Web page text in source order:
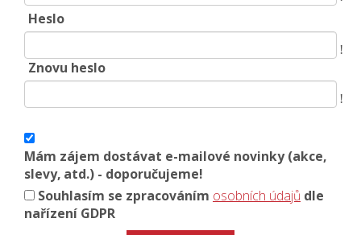
Heslo
!
Znovu heslo
!
Mám zájem dostávat e-mailové novinky (akce,
slevy, atd.) - doporučujeme!
Souhlasím se zpracováním osobních údajů dle
nařízení GDPR